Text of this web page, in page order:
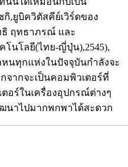
กิ,ยูบิควิตัสคีย์เวิร์ดของ
ธิ ฤทธาภรณ์ และ
โนโลยี(ไทย-ญี่ปุ่น),2545),
นทุกแห่งในปัจจุบันกำลังจะ
จากจะเป็นคอมพิวเตอร์ที่
อร์ในเครื่องอุปกรณ์ต่างๆ
นาไปมากพกพาได้สะดวก